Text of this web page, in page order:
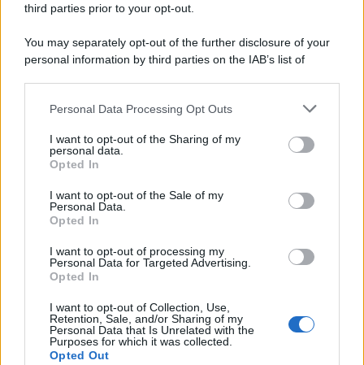
third parties prior to your opt-out.
You may separately opt-out of the further disclosure of your
personal information by third parties on the IAB’s list of
This information may also be disclosed by us to third parties
disclose it to other third parties.
Personal Data Processing Opt Outs
I want to opt-out of the Sharing of my
personal data.
Opted In
I want to opt-out of the Sale of my
Personal Data.
Opted In
I want to opt-out of processing my
Personal Data for Targeted Advertising.
Opted In
I want to opt-out of Collection, Use,
Retention, Sale, and/or Sharing of my
Personal Data that Is Unrelated with the
Purposes for which it was collected.
Opted Out